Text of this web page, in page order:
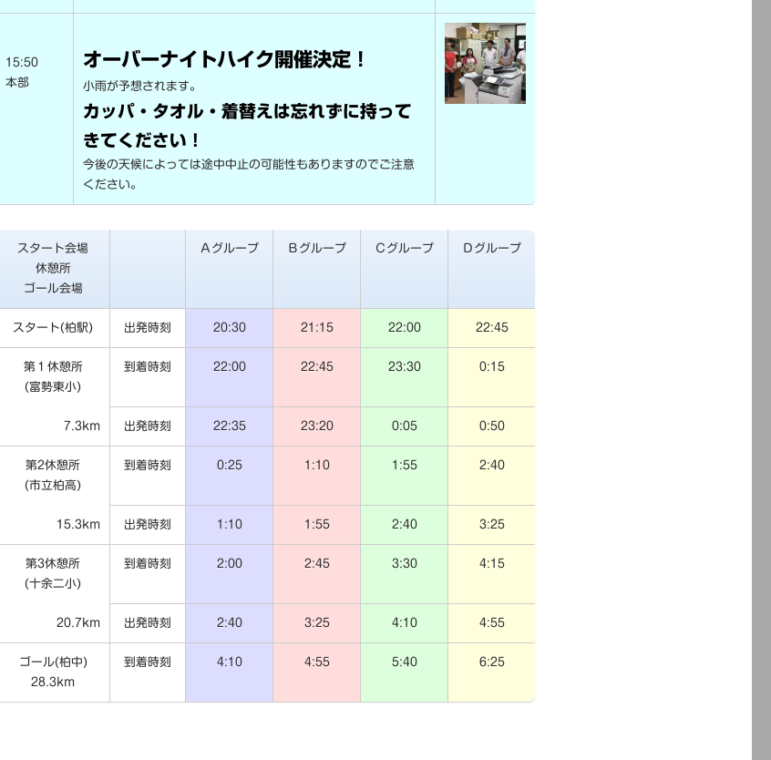
15:50
本部
オーバーナイトハイク開催決定！
小雨が予想されます。
カッパ・タオル・着替えは忘れずに持って
きてください！
今後の天候によっては途中中止の可能性もありますのでご注意
ください。
スタート会場
休憩所
ゴール会場
Ａグループ Ｂグループ Ｃグループ Ｄグループ
スタート(柏駅) 出発時刻 20:30 21:15 22:00 22:45
第１休憩所
(富勢東小)
到着時刻 22:00 22:45 23:30 0:15
7.3km 出発時刻 22:35 23:20 0:05 0:50
第2休憩所
(市立柏高)
到着時刻 0:25 1:10 1:55 2:40
15.3km 出発時刻 1:10 1:55 2:40 3:25
第3休憩所
(十余二小)
到着時刻 2:00 2:45 3:30 4:15
20.7km 出発時刻 2:40 3:25 4:10 4:55
ゴール(柏中)
28.3km
到着時刻 4:10 4:55 5:40 6:25